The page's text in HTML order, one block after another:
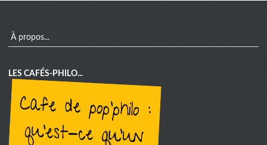
menu
À propos...
LES CAFÉS-PHILO...
cafe de pop'philo :
qu'est-ce qu'un